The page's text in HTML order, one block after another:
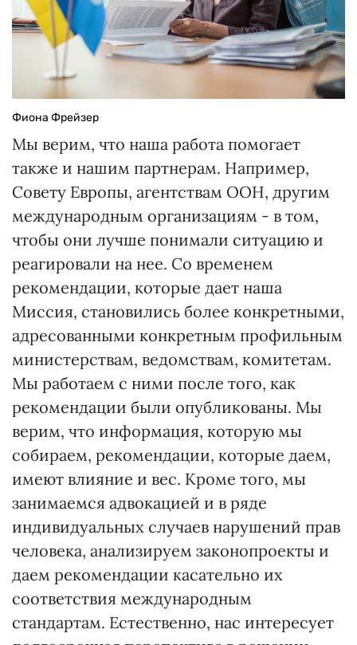
Фиона Фрейзер
Мы верим, что наша работа помогает
также и нашим партнерам. Например,
Совету Европы, агентствам ООН, другим
международным организациям - в том,
чтобы они лучше понимали ситуацию и
реагировали на нее. Со временем
рекомендации, которые дает наша
Миссия, становились более конкретными,
адресованными конкретным профильным
министерствам, ведомствам, комитетам.
Мы работаем с ними после того, как
рекомендации были опубликованы. Мы
верим, что информация, которую мы
собираем, рекомендации, которые даем,
имеют влияние и вес. Кроме того, мы
занимаемся адвокацией и в ряде
индивидуальных случаев нарушений прав
человека, анализируем законопроекты и
даем рекомендации касательно их
соответствия международным
стандартам. Естественно, нас интересует